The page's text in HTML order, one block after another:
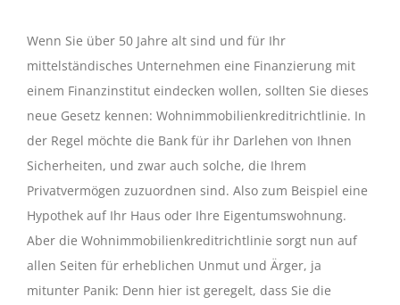
Wenn Sie über 50 Jahre alt sind und für Ihr
mittelständisches Unternehmen eine Finanzierung mit
einem Finanzinstitut eindecken wollen, sollten Sie dieses
neue Gesetz kennen: Wohnimmobilienkreditrichtlinie. In
der Regel möchte die Bank für ihr Darlehen von Ihnen
Sicherheiten, und zwar auch solche, die Ihrem
Privatvermögen zuzuordnen sind. Also zum Beispiel eine
Hypothek auf Ihr Haus oder Ihre Eigentumswohnung.
Aber die Wohnimmobilienkreditrichtlinie sorgt nun auf
allen Seiten für erheblichen Unmut und Ärger, ja
mitunter Panik: Denn hier ist geregelt, dass Sie die